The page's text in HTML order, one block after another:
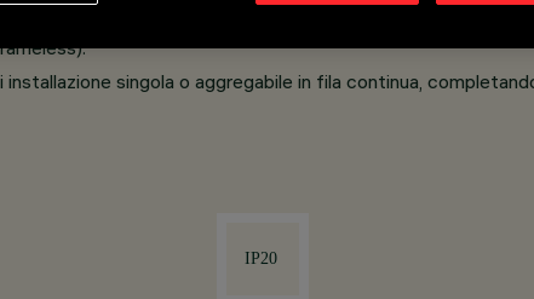
singola o aggregabile in fila continua,